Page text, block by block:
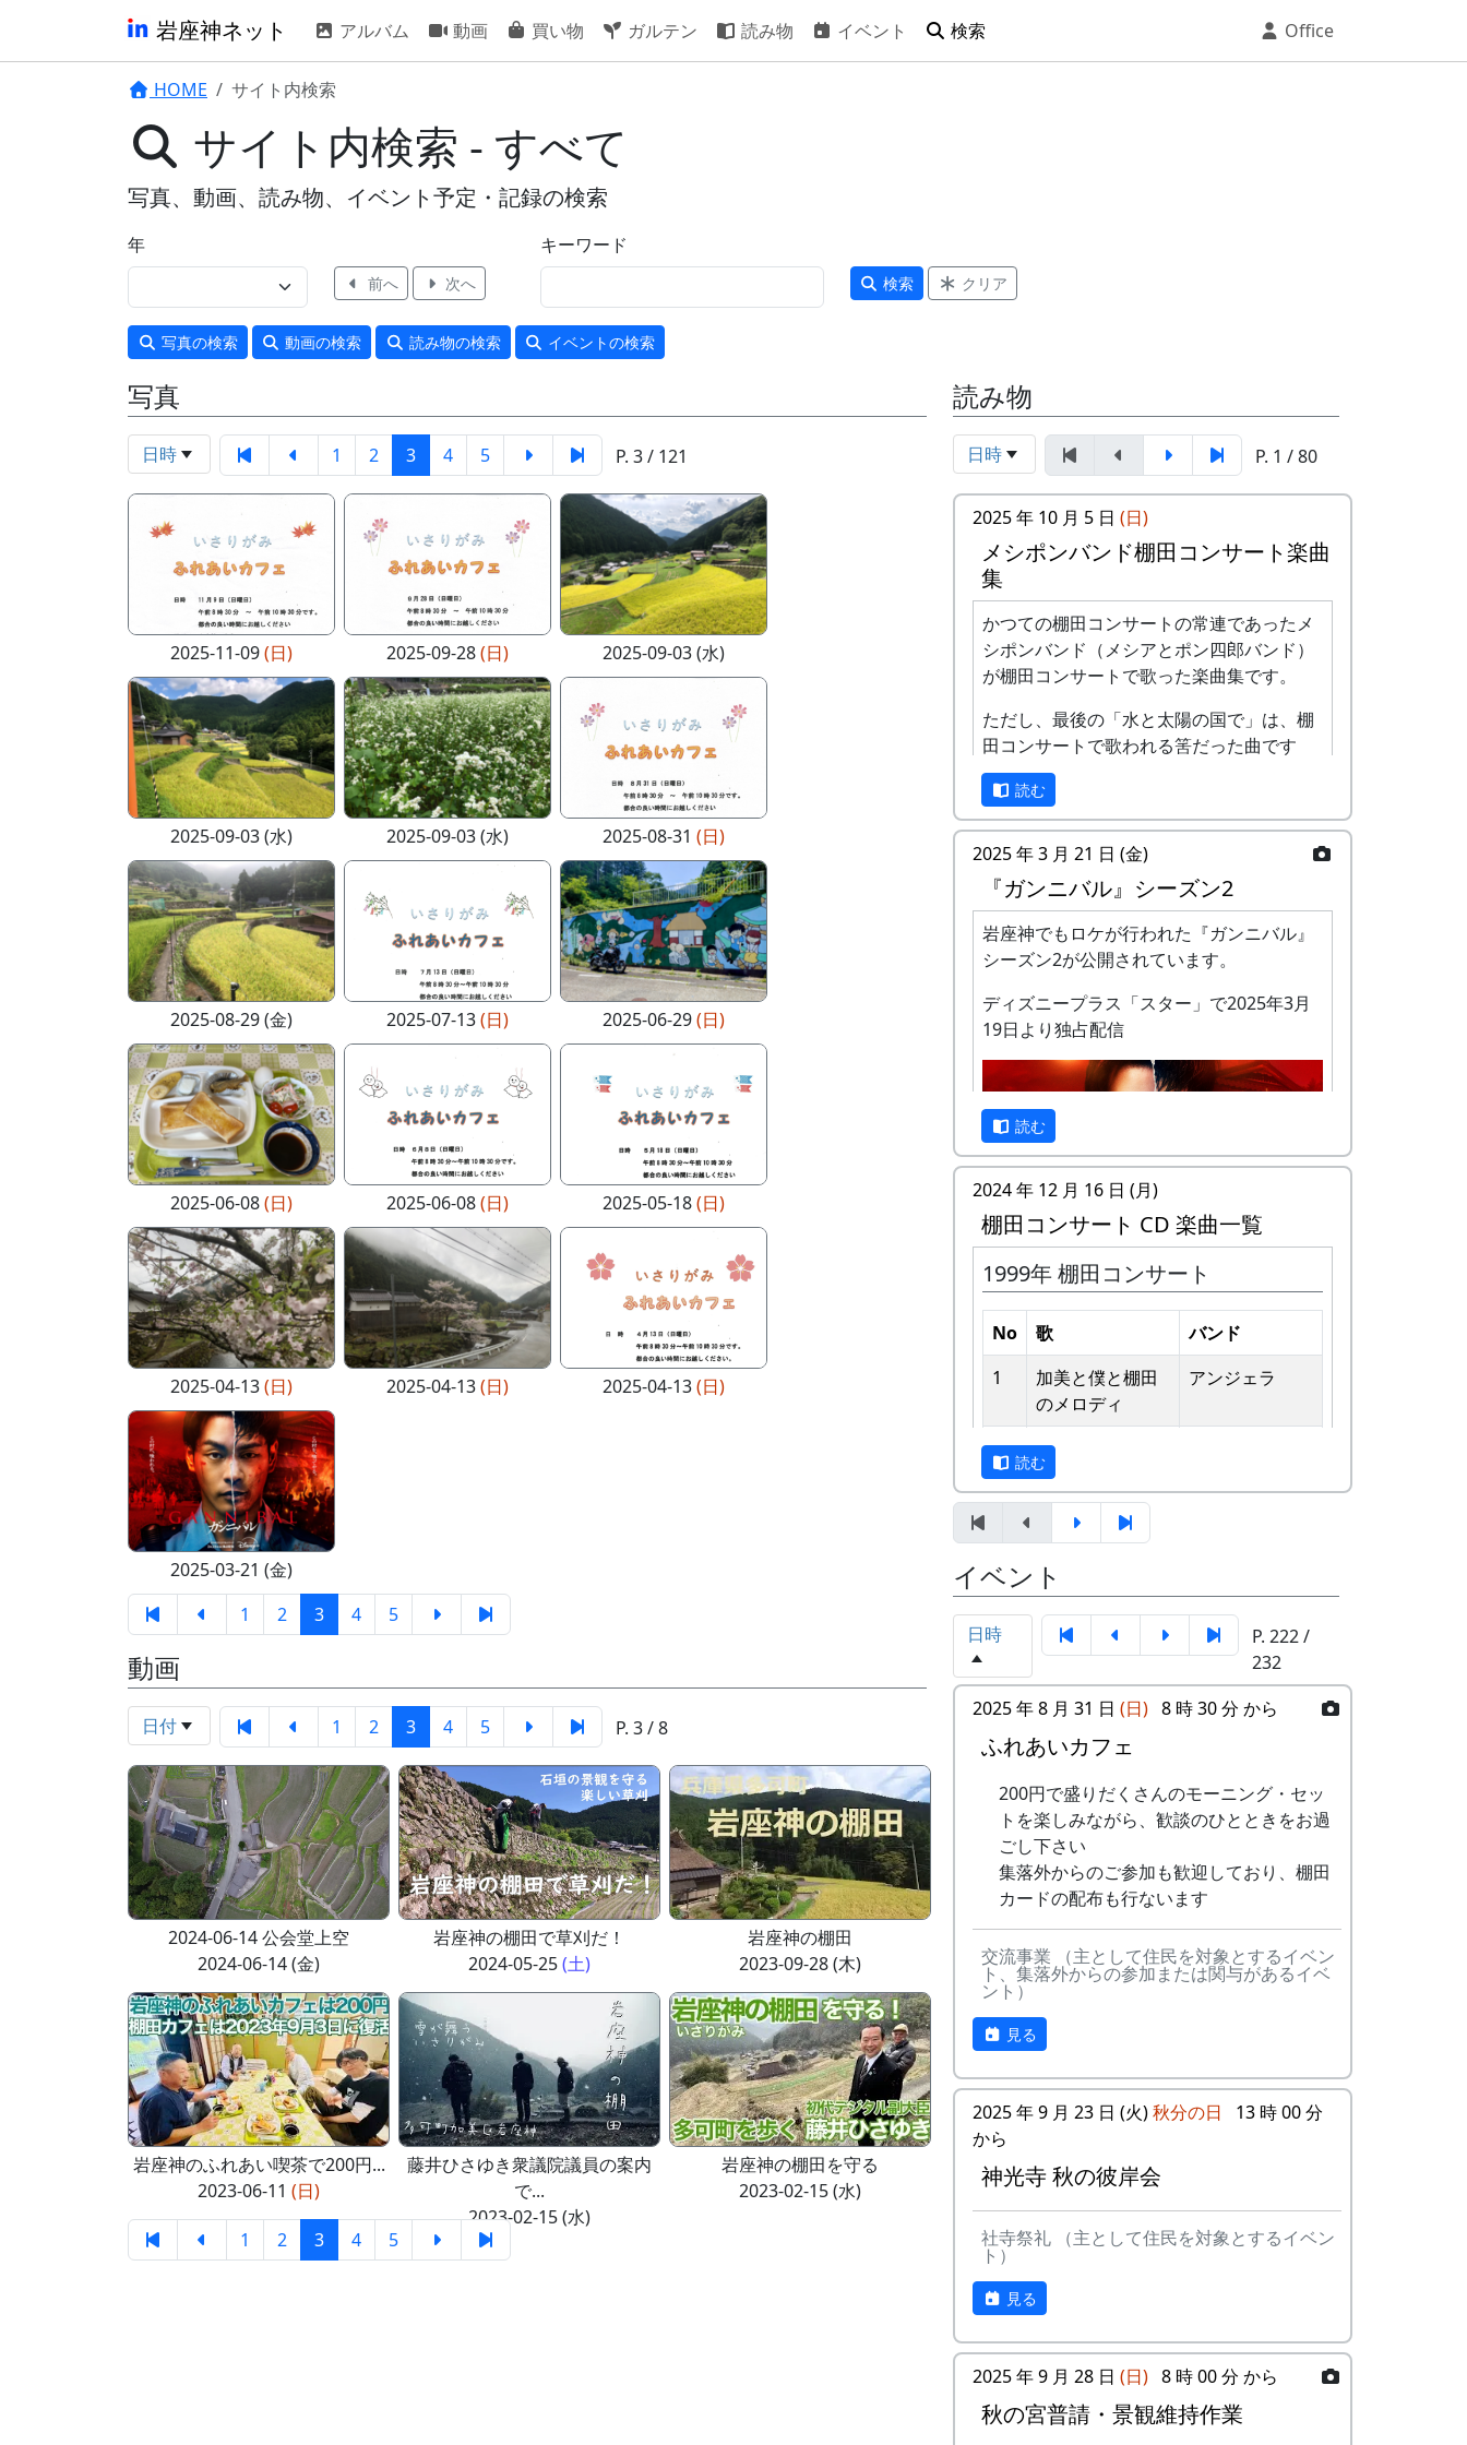
岩座神ネット アルバム 動画 買い物 ガルテン 読み物 イベント 検索 Office
HOME サイト内検索
サイト内検索 - すべて
写真、動画、読み物、イベント予定・記録の検索
年
前へ 次へ
キーワード
検索 クリア
写真の検索 動画の検索 読み物の検索 イベントの検索
写真
日時 1 2 3 4 5 P. 3 / 121
2025-11-09(日) 2025-09-28(日) 2025-09-03 (水)
2025-09-03 (水) 2025-09-03 (水) 2025-08-31 (日)
2025-08-29 (金) 2025-07-13(日) 2025-06-29(日)
2025-06-08(日) 2025-06-08(日) 2025-05-18(日)
2025-04-13(日) 2025-04-13(日) 2025-04-13(日)
2025-03-21 (金)
1
2 3 4 5
動画
日付 1 2 3 4 5 P. 3 / 8
2024-06-14 公会堂上空
2024-06-14 (金)
岩座神の棚田で草刈だ！
2024-05-25(土)
岩座神の棚田
2023-09-28 (木)
岩座神のふれあい喫茶で200円...
2023-06-11 (日)
藤井ひさゆき衆議院議員の案内
で...
2023-02-15 (水)
岩座神の棚田を守る
2023-02-15 (水)
1 2 3 4 5
読み物
日時 P. 1 / 80
2025 年 10 月 5 日 (日)
メシポンバンド棚田コンサート楽曲
集
かつての棚田コンサートの常連であったメ
シポンバンド（メシアとポン四郎バンド）
が棚田コンサートで歌った楽曲集です。
ただし、最後の「水と太陽の国で」は、棚
田コンサートで歌われる筈だった曲です
が、実際に棚田コンサートが歌われること
はありませんでした。
棚田のうた ～ふるさと加美の里へ
～
私達メシポンバンドが若い頃連続出場を果
たしてきた「棚田コンサート」は、フォー
クソングシンガーの“坂庭省悟さん”を始め
審査員の方が見守る中、毎年優秀バンドが
表彰されました。
私達は、この「棚田のうた ～ふるさと加
美の里へ～」で出場した年、“２位”に入る
ことができました。賞品は何と！「地元産
の卵、半年分」でした。
田んぼの真ん中で山積みの卵の箱を受け取
り、バンドメンバーで分けて持って帰ろう
としてたら、他のバンドに目茶苦茶うらや
ましがられたのを覚えています。
しばらくメンバーのお家では、おいしい“た
まごかけごはん”や“卵料理”を味わうことが
でき、「音楽やっててよかったなあ」と思
った瞬間でした～。 (ポン四郎）
棚田のイネに
里山の自然と暮らしを守ろうと、全国に棚
田オーナー制度というのがあります。
ある都会の若者が、棚田で田植えをして地
元の人に管理してもらい、収穫を楽しみに
１年を過ごす姿を想像して詩を書きまし
た。
相棒の“うらめしあ”が曲をつけてくれて、
兵庫県のとある棚田コンサート（収穫日に
田んぼでライブする企画）でみんなで歌っ
た思い出の楽曲です。（ポン四郎）
水と太陽の国で
読む
2025 年 3 月 21 日 (金)
『ガンニバル』シーズン2
岩座神でもロケが行われた『ガンニバル』
シーズン2が公開されています。
ディズニープラス「スター」で2025年3月
19日より独占配信
予告編
「この村に、喰われる」、「この村を、喰
ってやる」って、いやいやいや、岩座神は
そんな村じゃありませんよ。
読む
2024 年 12 月 16 日 (月)
棚田コンサート CD 楽曲一覧
1999年 棚田コンサート
No 歌
バンド
1
加美と僕と棚⽥
のメロディ
アンジェラ
2 歌おうみんなで
ワンス・アン
ド・フォーエバ
ー
4
僕の中のふるさ
H
CORPORATION
5
棚⽥のイネに
メシアとポン四
6
ふるさと加美の
⾥へ
メシアとポン四
郎バンド
7
棚⽥の⾵
8
この町で
MASA BAND
9
⻩⾦の海
アンジェラ
10
帰ってきたよ
H
⽉吉⽇
12
13
僕は棚⽥の中に
14 静かに時は…
H
15
⽔と太陽の国で
郎バンド
16
収穫の秋に
⽉ーアカリ
読む
イベント
日時
P. 222 /
232
2025 年 8 月 31 日 (日) 8 時 30 分 から
ふれあいカフェ
200円で盛りだくさんのモーニング・セッ
トを楽しみながら、歓談のひとときをお過
ごし下さい
集落外からのご参加も歓迎しており、棚田
カードの配布も行ないます
交流事業 （主として住民を対象とするイベン
ト、集落外からの参加または関与があるイベ
ント）
見る
2025 年 9 月 23 日 (火)秋分の日 13 時 00 分
から
神光寺 秋の彼岸会
社寺祭礼 （主として住民を対象とするイベン
ト）
見る
2025 年 9 月 28 日 (日) 8 時 00 分 から
秋の宮普請・景観維持作業